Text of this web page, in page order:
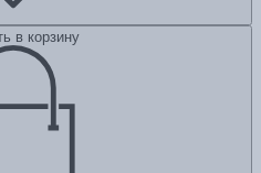
в корзину